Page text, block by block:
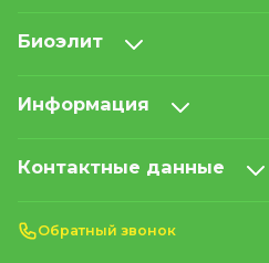
Биоэлит
Информация
Контактные данные
Обратный звонок